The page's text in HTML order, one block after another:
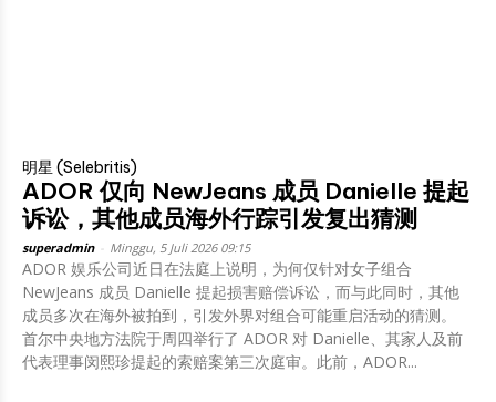
明星 (Selebritis)
ADOR 仅向 NewJeans 成员 Danielle 提起
诉讼，其他成员海外行踪引发复出猜测
superadmin Minggu, 5 Juli 2026 09:15
ADOR 娱乐公司近日在法庭上说明，为何仅针对女子组合
NewJeans 成员 Danielle 提起损害赔偿诉讼，而与此同时，其他
成员多次在海外被拍到，引发外界对组合可能重启活动的猜测。
首尔中央地方法院于周四举行了 ADOR 对 Danielle、其家人及前
代表理事闵熙珍提起的索赔案第三次庭审。此前，ADOR...